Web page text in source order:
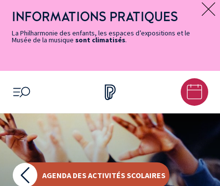
page
Accessibilité
accès
rapides
principal
contenu
principal
page
Message d’information
INFORMATIONS PRATIQUES
La Philharmonie des enfants, les espaces d’expositions et le
Musée de la musique sont climatisés.
OUVRIR LE MENU
AGENDA DES ACTIVITÉS SCOLAIRES